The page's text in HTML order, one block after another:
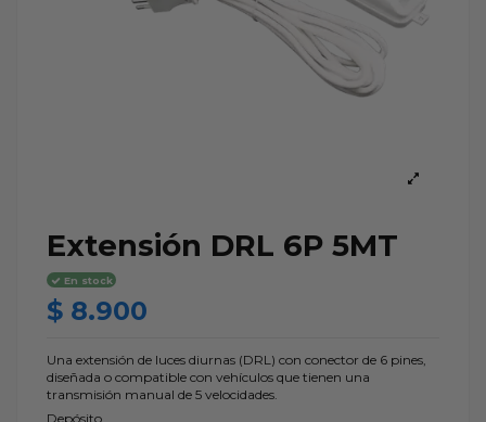
Extensión DRL 6P 5MT
En stock
$ 8.900
Una extensión de luces diurnas (DRL) con conector de 6 pines,
diseñada o compatible con vehículos que tienen una
transmisión manual de 5 velocidades.
Depósito